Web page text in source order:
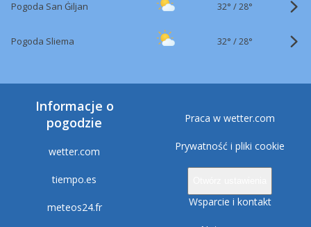
Pogoda San Ġiljan 32° /28°
Pogoda Sliema 32° /28°
Informacje o
pogodzie
wetter.com
tiempo.es
meteos24.fr
Praca w wetter.com
Prywatność i pliki cookie
Wsparcie i kontakt